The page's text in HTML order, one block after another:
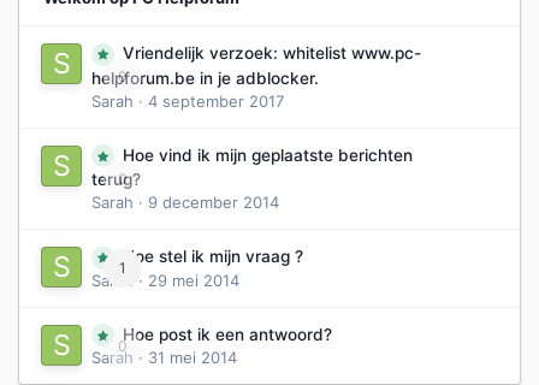
0
Vriendelijk verzoek: whitelist www.pc-
helpforum.be in je adblocker.
Sarah · 4 september 2017
0
Hoe vind ik mijn geplaatste berichten
terug?
Sarah · 9 december 2014
1
Hoe stel ik mijn vraag ?
Sarah
· 29 mei 2014
0
Hoe post ik een antwoord?
Sarah · 31 mei 2014